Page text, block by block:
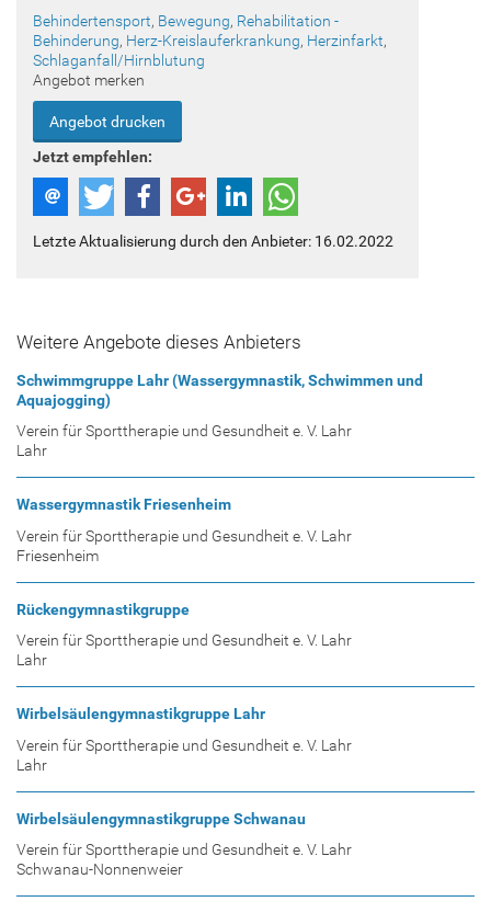
Behindertensport, Bewegung, Rehabilitation -
Behinderung, Herz-Kreislauferkrankung, Herzinfarkt,
Schlaganfall/Hirnblutung
Angebot merken
Angebot drucken
Jetzt empfehlen:
Letzte Aktualisierung durch den Anbieter: 16.02.2022
Weitere Angebote dieses Anbieters
Schwimmgruppe Lahr (Wassergymnastik, Schwimmen und
Aquajogging)
Verein für Sporttherapie und Gesundheit e. V. Lahr
Lahr
Wassergymnastik Friesenheim
Verein für Sporttherapie und Gesundheit e. V. Lahr
Friesenheim
Rückengymnastikgruppe
Verein für Sporttherapie und Gesundheit e. V. Lahr
Lahr
Wirbelsäulengymnastikgruppe Lahr
Verein für Sporttherapie und Gesundheit e. V. Lahr
Lahr
Wirbelsäulengymnastikgruppe Schwanau
Verein für Sporttherapie und Gesundheit e. V. Lahr
Schwanau-Nonnenweier